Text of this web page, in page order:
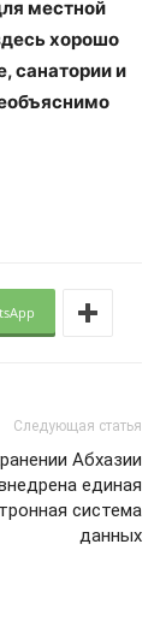
местной
хорошо
санатории и
Следующая статья
Абхазии
единая
система
данных